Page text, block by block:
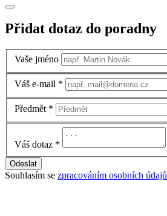
Přidat dotaz do poradny
Vaše jméno
Váš e-mail *
Předmět *
Váš dotaz *
Odeslat
Souhlasím se zpracováním osobních údajů